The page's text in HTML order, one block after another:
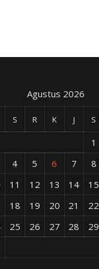
Agustus 2026
S R K J S
1
4 5 6 7 8
11 12 13 14 15
18 19 20 21 22
25 26 27 28 29